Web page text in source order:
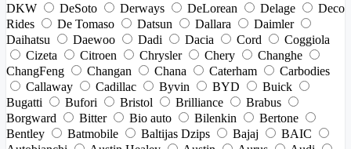
DKW
DeSoto Derways DeLorean Delage
Deco
Rides
De Tomaso Datsun Dallara
Daimler
Daihatsu
Daewoo Dadi Dacia Cord
Coggiola
Cizeta
Citroen Chrysler Chery
Changhe
ChangFeng
Changan Chana Caterham
Carbodies
Callaway
Cadillac Byvin BYD
Buick
Bugatti
Bufori Bristol Brilliance
Brabus
Borgward
Bitter Bio auto Bilenkin
Bertone
Bentley
Batmobile Baltijas Dzips Bajaj
BAIC